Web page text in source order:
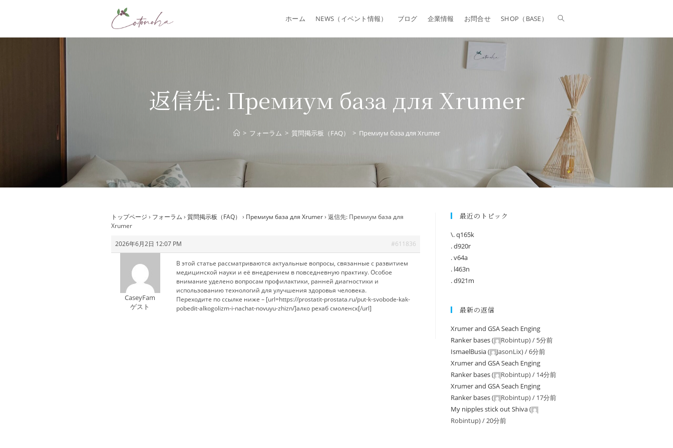
ホーム NEWS（イベント情報） ブログ 企業情報 お問合せ SHOP（BASE）
返信先: Премиум база для Xrumer
> フォーラム > 質問掲示板（FAQ） > Премиум база для Xrumer
トップページ › フォーラム › 質問掲示板（FAQ） › Премиум база для Xrumer› 返信先: Премиум база для
Xrumer
2026年6月2日 12:07 PM #611836
CaseyFam
ゲスト
В этой статье рассматриваются актуальные вопросы, связанные с развитием
медицинской науки и её внедрением в повседневную практику. Особое
внимание уделено вопросам профилактики, ранней диагностики и
использованию технологий для улучшения здоровья человека.
Переходите по ссылке ниже – [url=https://prostatit-prostata.ru/put-k-svobode-kak-
pobedit-alkogolizm-i-nachat-novuyu-zhizn/]алко рехаб смоленск[/url]
最近のトピック
\. q165k
. d920r
. v64a
. l463n
. d921m
最新の返信
Xrumer and GSA Seach Enging
Ranker bases( Robintup) / 5分前
IsmaelBusia( JasonLix) /6分前
Xrumer and GSA Seach Enging
Ranker bases( Robintup) / 14分前
Xrumer and GSA Seach Enging
Ranker bases( Robintup) / 17分前
My nipples stick out Shiva(
Robintup) /20分前